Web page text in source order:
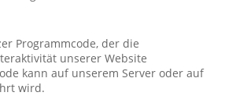
Programmcode, der die
unserer Website
kann auf unserem Server oder auf
wird.